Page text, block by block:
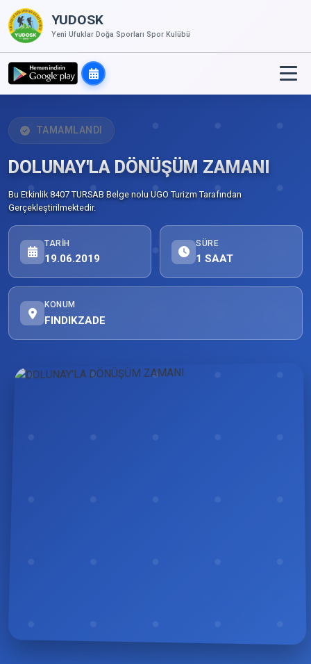
YUDOSK
Yeni Ufuklar Doğa Sporları Spor Kulübü
TAMAMLANDI
DOLUNAY'LA DÖNÜŞÜM ZAMANI
Bu Etkinlik 8407 TURSAB Belge nolu UGO Turizm Tarafından
Gerçekleştirilmektedir.
TARIH
19.06.2019
SÜRE
1 SAAT
KONUM
FINDIKZADE